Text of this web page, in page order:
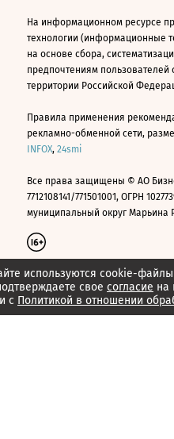
используются cookie-
свое согласие на
с Политикой в отношении
На информационном ресурсе
технологии (информационные
на основе сбора,
предпочтениям пользователей
территории Российской
Правила применения
рекламно-обменной сети,
INFOX, 24smi
Все права защищены © АО
7712108141/771501001, ОГРН
муниципальный округ Марьина